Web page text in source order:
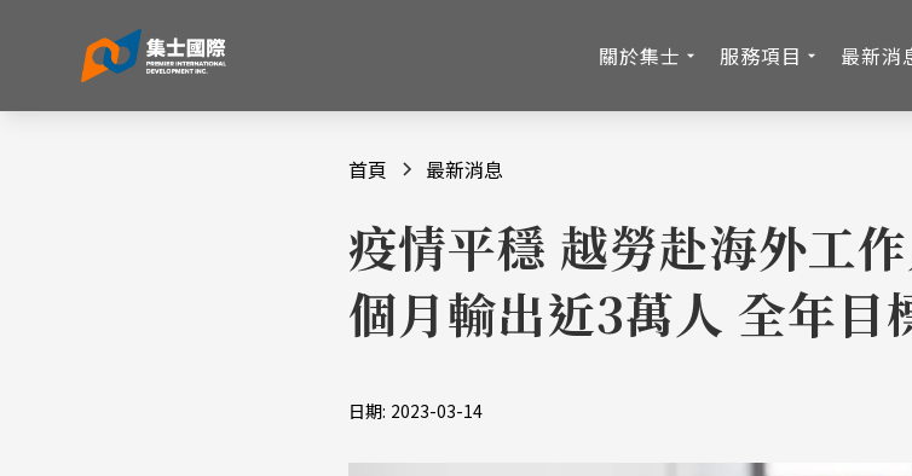
關於集士 服務項目 最新消
首頁 最新消息
疫情平穩 越勞赴海外工
個月輸出近3萬人 全年目
日期: 2023-03-14